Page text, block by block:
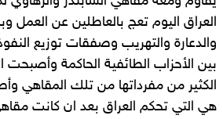
العراق اليوم تعج بالعاطلين عن العمل
والدعارة والتهريب وصفقات توزيع
بين الأحزاب الطائفية الحاكمة وأصبحت
الكثير من مفرداتها من تلك المقاهي
هي التي تحكم العراق بعد ان كانت